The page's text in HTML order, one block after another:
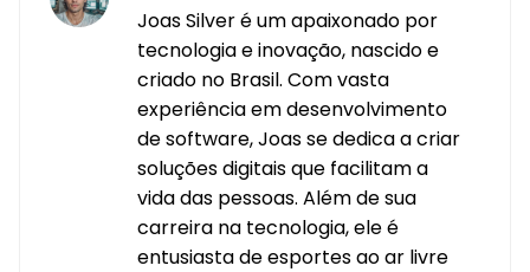
Joas Silver é um apaixonado por
tecnologia e inovação, nascido e
criado no Brasil. Com vasta
experiência em desenvolvimento
de software, Joas se dedica a criar
soluções digitais que facilitam a
vida das pessoas. Além de sua
carreira na tecnologia, ele é
entusiasta de esportes ao ar livre